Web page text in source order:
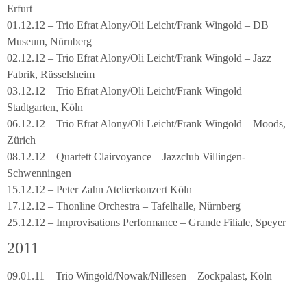
Erfurt
01.12.12 – Trio Efrat Alony/Oli Leicht/Frank Wingold – DB
Museum, Nürnberg
02.12.12 – Trio Efrat Alony/Oli Leicht/Frank Wingold – Jazz
Fabrik, Rüsselsheim
03.12.12 – Trio Efrat Alony/Oli Leicht/Frank Wingold –
Stadtgarten, Köln
06.12.12 – Trio Efrat Alony/Oli Leicht/Frank Wingold – Moods,
Zürich
08.12.12 – Quartett Clairvoyance – Jazzclub Villingen-
Schwenningen
15.12.12 – Peter Zahn Atelierkonzert Köln
17.12.12 – Thonline Orchestra – Tafelhalle, Nürnberg
25.12.12 – Improvisations Performance – Grande Filiale, Speyer
2011
09.01.11 – Trio Wingold/Nowak/Nillesen – Zockpalast, Köln